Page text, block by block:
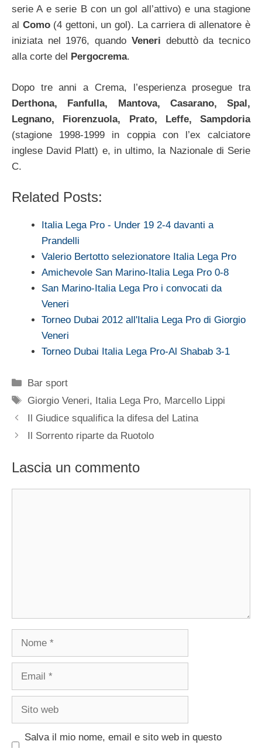
serie A e serie B con un gol all’attivo) e una stagione
al Como(4 gettoni, un gol). La carriera di allenatore è
iniziata nel 1976, quando Veneri debuttò da tecnico
alla corte del
Pergocrema.
Dopo tre anni a Crema, l’esperienza prosegue tra
Derthona, Fanfulla, Mantova, Casarano, Spal,
Legnano, Fiorenzuola, Prato, Leffe, Sampdoria
(stagione 1998-1999 in coppia con l’ex calciatore
inglese David Platt) e, in ultimo, la Nazionale di Serie
C.
Related Posts:
Italia Lega Pro - Under 19 2-4 davanti a
Prandelli
Valerio Bertotto selezionatore Italia Lega Pro
Amichevole San Marino-Italia Lega Pro 0-8
San Marino-Italia Lega Pro i convocati da
Veneri
Torneo Dubai 2012 all'Italia Lega Pro di Giorgio
Veneri
Torneo Dubai Italia Lega Pro-Al Shabab 3-1
Categorie
Bar sport
Tag
Giorgio Veneri, Italia Lega Pro, Marcello Lippi
Il Giudice squalifica la difesa del Latina
Il Sorrento riparte da Ruotolo
Lascia un commento
Nome
Email
Sito
Salva il mio nome, email e sito web in questo